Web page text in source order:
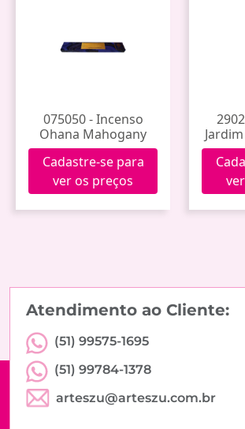
075050 - Incenso
Ohana Mahogany
Cadastre-se para
ver os preços
Atendimento ao Cliente:
(51) 99575-1695
(51) 99784-1378
arteszu@arteszu.com.br